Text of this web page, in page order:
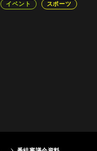
イベント
スポーツ